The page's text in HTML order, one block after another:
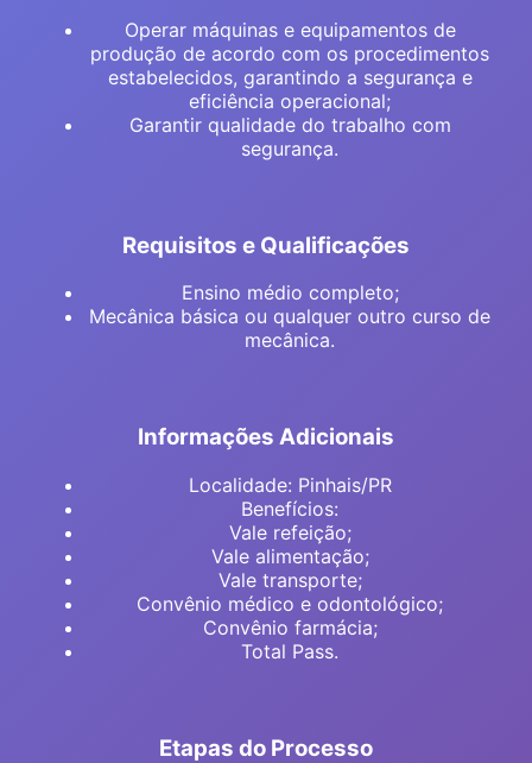
Operar máquinas e equipamentos de
produção de acordo com os procedimentos
estabelecidos, garantindo a segurança e
eficiência operacional;
Garantir qualidade do trabalho com
segurança.
Requisitos e Qualificações
Ensino médio completo;
Mecânica básica ou qualquer outro curso de
mecânica.
Informações Adicionais
Localidade: Pinhais/PR
Benefícios:
Vale refeição;
Vale alimentação;
Vale transporte;
Convênio médico e odontológico;
Convênio farmácia;
Total Pass.
Etapas do Processo